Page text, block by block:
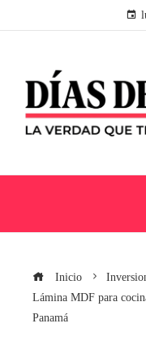
Inicio
Lámina MDF para
Panamá